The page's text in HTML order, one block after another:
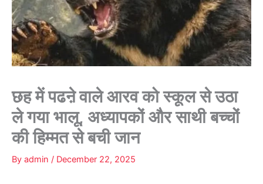
छह में पढऩे वाले आरव को स्कूल से उठा
ले गया भालू, अध्यापकों और साथी बच्चों
की हिम्मत से बची जान
By admin / December 22, 2025